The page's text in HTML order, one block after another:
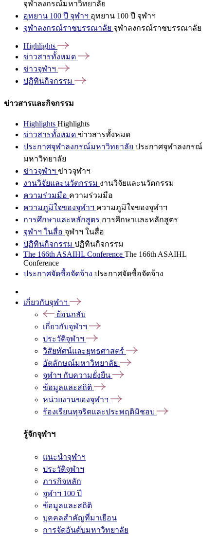
จุฬาลงกรณ์มหาวิทยาลัย
อุทยาน 100 ปี จุฬาฯ อุทยาน 100 ปี จุฬาฯ
จุฬาลงกรณ์ราชบรรณาลัย จุฬาลงกรณ์ราชบรรณาลัย
Highlights
ข่าวสารทั้งหมด
ข่าวจุฬาฯ
ปฏิทินกิจกรรม
ข่าวสารและกิจกรรม
Highlights Highlights
ข่าวสารทั้งหมด ข่าวสารทั้งหมด
ประกาศจุฬาลงกรณ์มหาวิทยาลัย ประกาศจุฬาลงกรณ์
มหาวิทยาลัย
ข่าวจุฬาฯ ข่าวจุฬาฯ
งานวิจัยและนวัตกรรม งานวิจัยและนวัตกรรม
ความร่วมมือ ความร่วมมือ
ความภูมิใจของจุฬาฯ ความภูมิใจของจุฬาฯ
การศึกษาและหลักสูตร การศึกษาและหลักสูตร
จุฬาฯ ในสื่อ จุฬาฯ ในสื่อ
ปฏิทินกิจกรรม ปฏิทินกิจกรรม
The 166th ASAIHL Conference The 166th ASAIHL
Conference
ประกาศจัดซื้อจัดจ้าง ประกาศจัดซื้อจัดจ้าง
เกี่ยวกับจุฬาฯ
ย้อนกลับ
เกี่ยวกับจุฬาฯ
ประวัติจุฬาฯ
วิสัยทัศน์และยุทธศาสตร์
อัตลักษณ์มหาวิทยาลัย
จุฬาฯ กับความยั่งยืน
ข้อมูลและสถิติ
หน่วยงานของจุฬาฯ
ร้องเรียนทุจริตและประพฤติมิชอบ
รู้จักจุฬาฯ
แนะนำจุฬาฯ
ประวัติจุฬาฯ
ภารกิจหลัก
จุฬาฯ 100 ปี
ข้อมูลและสถิติ
บุคคลสำคัญที่มาเยือน
การจัดอันดับมหาวิทยาลัย